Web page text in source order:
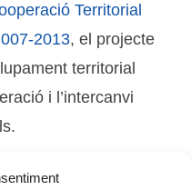
Territorial
2013, el projecte
territorial
i l’intercanvi